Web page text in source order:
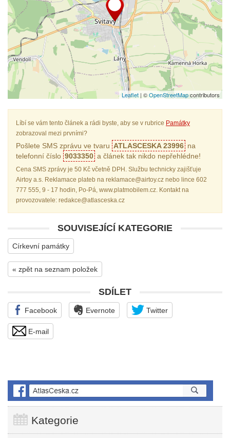
Leaflet | ©OpenStreetMapcontributors
Líbí se vám tento článek a rádi byste, aby se v rubrice Památky
zobrazoval mezi prvními?
Pošlete SMS zprávu ve tvaru ATLASCESKA 23996 na
telefonní číslo 9033350 a článek tak nikdo nepřehlédne!
Cena SMS zprávy je 50 Kč včetně DPH. Službu technicky zajišťuje
Airtoy a.s. Reklamace plateb na reklamace@airtoy.cz nebo lince 602
777 555, 9 - 17 hodin, Po-Pá, www.platmobilem.cz. Kontakt na
provozovatele: redakce@atlasceska.cz
SOUVISEJÍCÍ KATEGORIE
Církevní památky
« zpět na seznam položek
SDÍLET
Facebook Evernote Twitter
E-mail
Kategorie